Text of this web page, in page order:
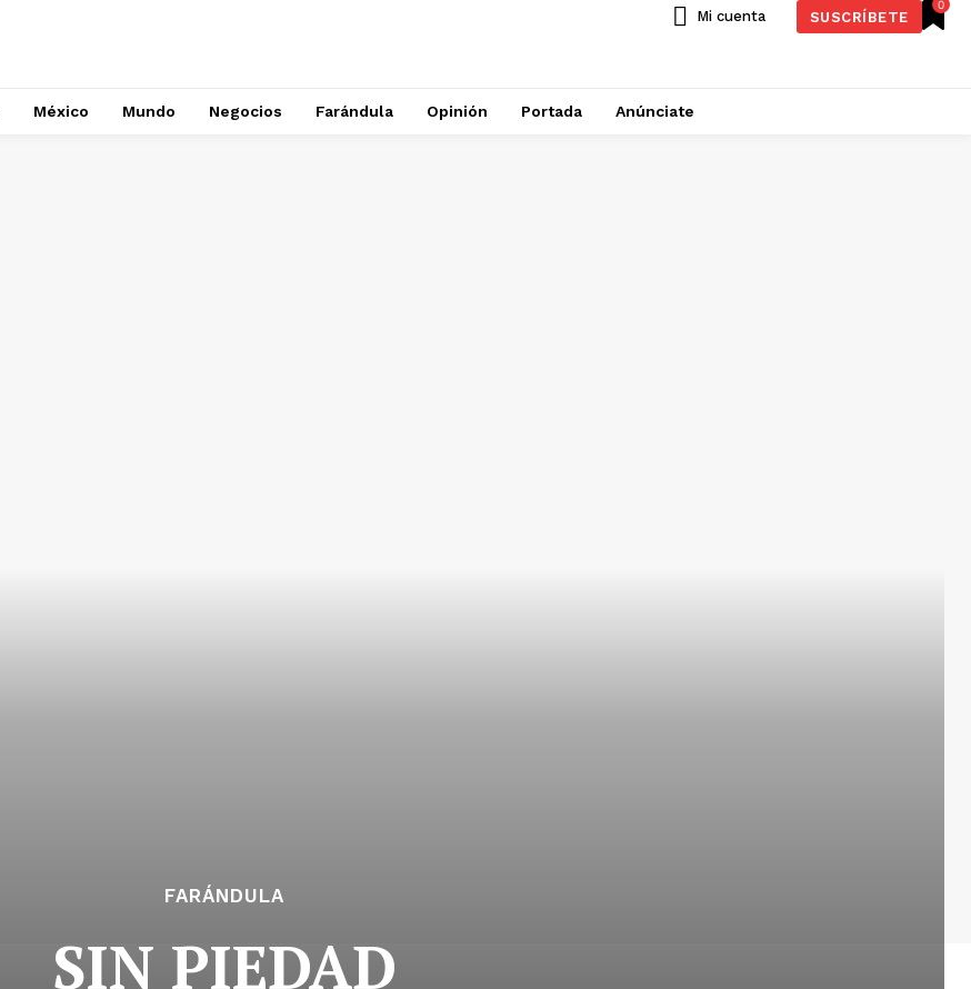
0
Mi cuenta SUSCRÍBETE
México Mundo Negocios Farándula Opinión Portada Anúnciate
FARÁNDULA
SIN PIEDAD